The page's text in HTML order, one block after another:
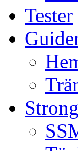
Tester